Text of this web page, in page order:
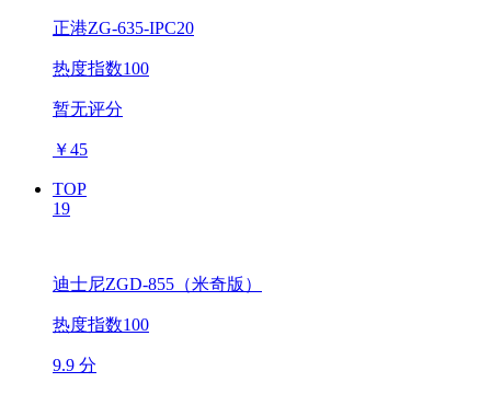
正港ZG-635-IPC20
热度指数100
暂无评分
￥45
TOP
19
迪士尼ZGD-855（米奇版）
热度指数100
9.9 分